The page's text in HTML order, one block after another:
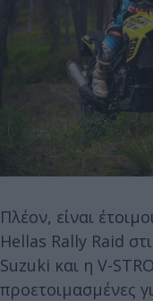
Πλέον, είναι
Hellas Rally Raid
Suzuki και η V-
προετοιμασμένες